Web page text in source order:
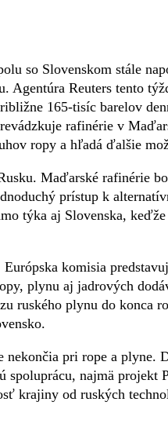
so Slovenskom stále
Agentúra Reuters tento
165-tisíc barelov
rafinérie v
ropy a hľadá ďalšie
Maďarské rafinérie
prístup k
týka aj Slovenska,
komisia
plynu aj jadrových
ruského plynu do konca
nekončia pri rope a plyne.
najmä projekt
krajiny od ruských